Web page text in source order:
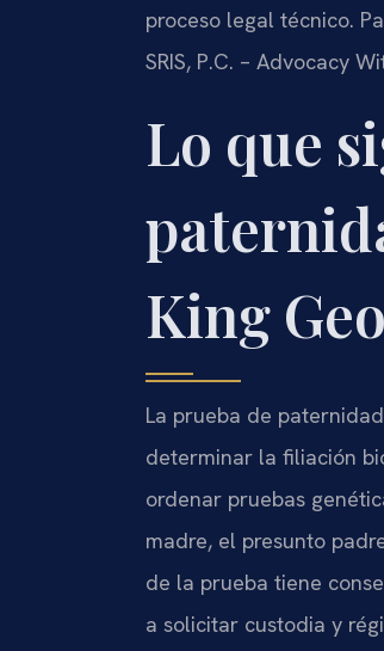
proceso legal técnico.
SRIS, P.C. – Advocacy
Lo que
King
La prueba de
determinar la filiación
ordenar pruebas
madre, el presunto
de la prueba tiene
a solicitar custodia y